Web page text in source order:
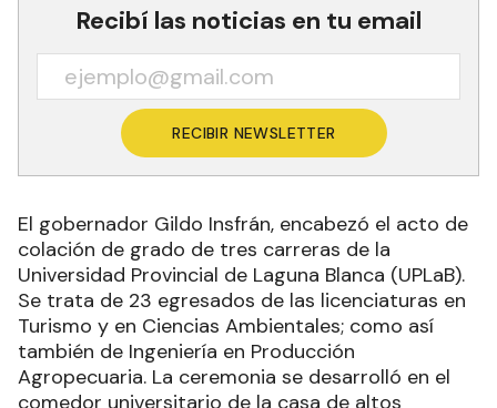
Recibí las noticias en tu email
RECIBIR NEWSLETTER
El gobernador Gildo Insfrán, encabezó el acto de
colación de grado de tres carreras de la
Universidad Provincial de Laguna Blanca (UPLaB).
Se trata de 23 egresados de las licenciaturas en
Turismo y en Ciencias Ambientales; como así
también de Ingeniería en Producción
Agropecuaria. La ceremonia se desarrolló en el
comedor universitario de la casa de altos